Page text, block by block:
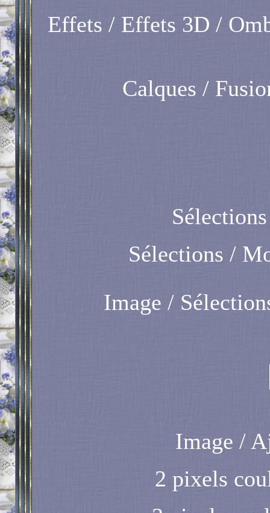
Effets / Effets 3D /
Calques /
Sélections /
Image /
Image /
2 pixels